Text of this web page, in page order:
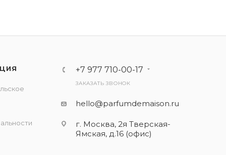
+7 977 710-00-17
ЗАКАЗАТЬ ЗВОНОК
hello@parfumdemaison.ru
г. Москва, 2я Тверская-
Ямская, д.16 (офис)